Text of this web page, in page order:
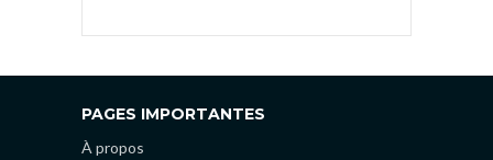
PAGES IMPORTANTES
À propos